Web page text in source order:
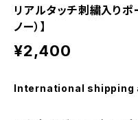
リアルタッチ刺繍入りポ
ノー）】
¥2,400
International shipping